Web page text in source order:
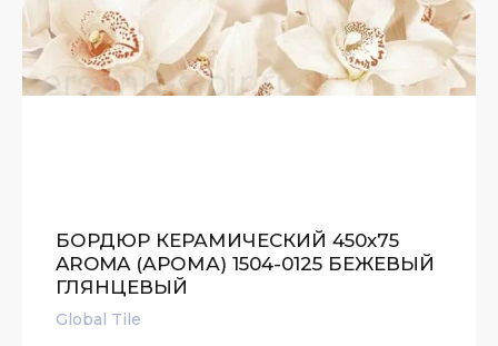
БОРДЮР КЕРАМИЧЕСКИЙ 450х75
AROMA (АРОМА) 1504-0125 БЕЖЕВЫЙ
ГЛЯНЦЕВЫЙ
Global Tile